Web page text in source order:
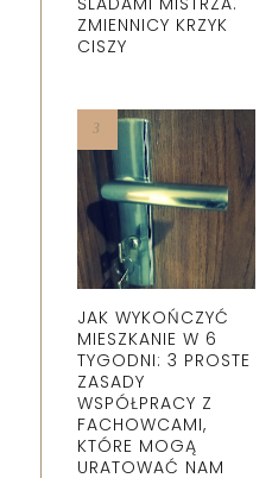
ZMIENNICY KRZYK
CISZY
JAK WYKOŃCZYĆ
MIESZKANIE W 6
TYGODNI: 3 PROSTE
ZASADY
WSPÓŁPRACY Z
FACHOWCAMI,
KTÓRE MOGĄ
URATOWAĆ NAM